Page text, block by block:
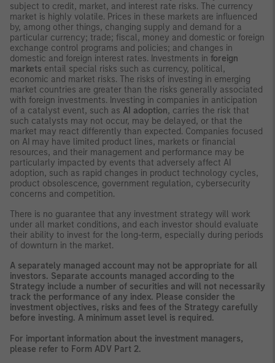
subject to credit, market, and interest rate risks. The currency
market is highly volatile. Prices in these markets are influenced
by, among other things, changing supply and demand for a
particular currency; trade; fiscal, money and domestic or foreign
exchange control programs and policies; and changes in
domestic and foreign interest rates. Investments in foreign
markets entail special risks such as currency, political,
economic and market risks. The risks of investing in emerging
market countries are greater than the risks generally associated
with foreign investments. Investing in companies in anticipation
of a catalyst event, such as AI adoption, carries the risk that
such catalysts may not occur, may be delayed, or that the
market may react differently than expected. Companies focused
on AI may have limited product lines, markets or financial
resources, and their management and performance may be
particularly impacted by events that adversely affect AI
adoption, such as rapid changes in product technology cycles,
product obsolescence, government regulation, cybersecurity
concerns and competition.
There is no guarantee that any investment strategy will work
under all market conditions, and each investor should evaluate
their ability to invest for the long-term, especially during periods
of downturn in the market.
A separately managed account may not be appropriate for all
investors. Separate accounts managed according to the
Strategy include a number of securities and will not necessarily
track the performance of any index. Please consider the
investment objectives, risks and fees of the Strategy carefully
before investing. A minimum asset level is required.
For important information about the investment managers,
please refer to Form ADV Part 2.